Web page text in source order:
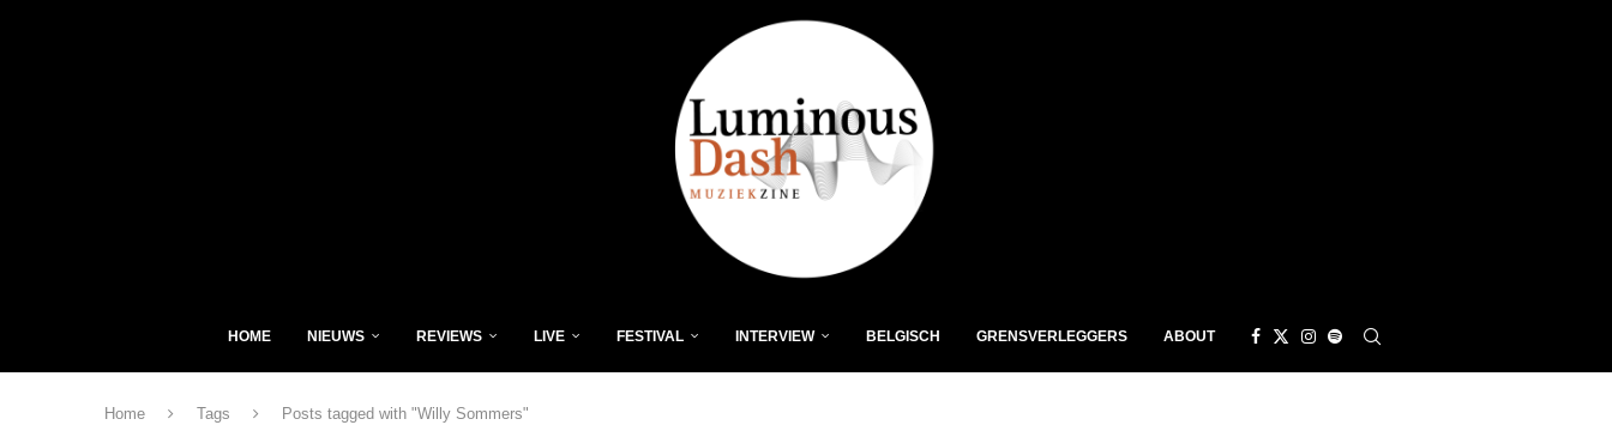
HOME NIEUWS REVIEWS LIVE FESTIVAL INTERVIEW BELGISCH GRENSVERLEGGERS ABOUT
Home Tags Posts tagged with "Willy Sommers"